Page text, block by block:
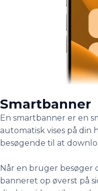
Smartbanner
En smartbanner er en
automatisk vises på din
besøgende til at
Når en bruger besøger
banneret op øverst på